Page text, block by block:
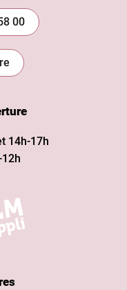
00
14h-17h